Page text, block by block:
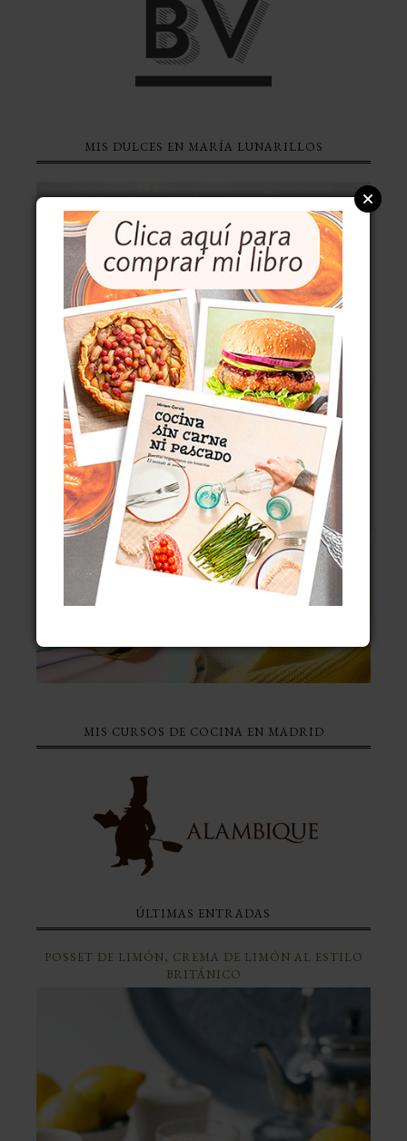
MIS DULCES EN MARÍA LUNARILLOS
MIS CURSOS DE COCINA EN MADRID
ÚLTIMAS ENTRADAS
POSSET DE LIMÓN, CREMA DE LIMÓN AL ESTILO
BRITÁNICO